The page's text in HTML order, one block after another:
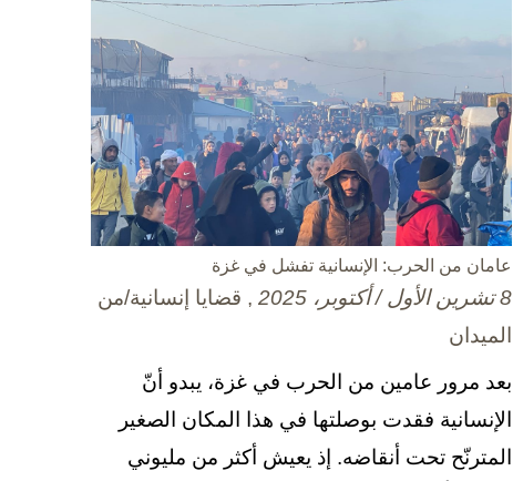
عامان من الحرب: الإنسانية تفشل في غزة
8 تشرين الأول / أكتوبر، 2025
, قضايا إنسانية/من
الميدان
بعد مرور عامين من الحرب في غزة، يبدو أنّ
الإنسانية فقدت بوصلتها في هذا المكان الصغير
المترنّح تحت أنقاضه. إذ يعيش أكثر من مليوني